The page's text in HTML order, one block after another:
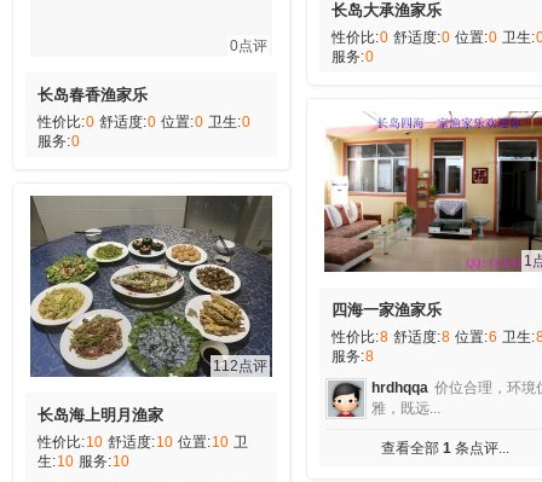
0点评
长岛春香渔家乐
性价比:0 舒适度:0 位置:0 卫生:0
服务:0
112点评
长岛海上明月渔家
性价比:10 舒适度:10 位置:10 卫
生:10 服务:10
长岛大承渔家乐
性价比:0 舒适度:0 位置:0 卫生:
服务:0
1
四海一家渔家乐
性价比:8 舒适度:8 位置:6 卫生:
服务:8
hrdhqqa 价位合理，环境
雅，既远...
查看全部 1 条点评...